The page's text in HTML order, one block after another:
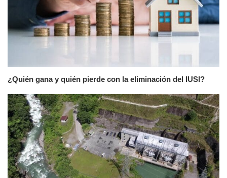
¿Quién gana y quién pierde con la eliminación del IUSI?